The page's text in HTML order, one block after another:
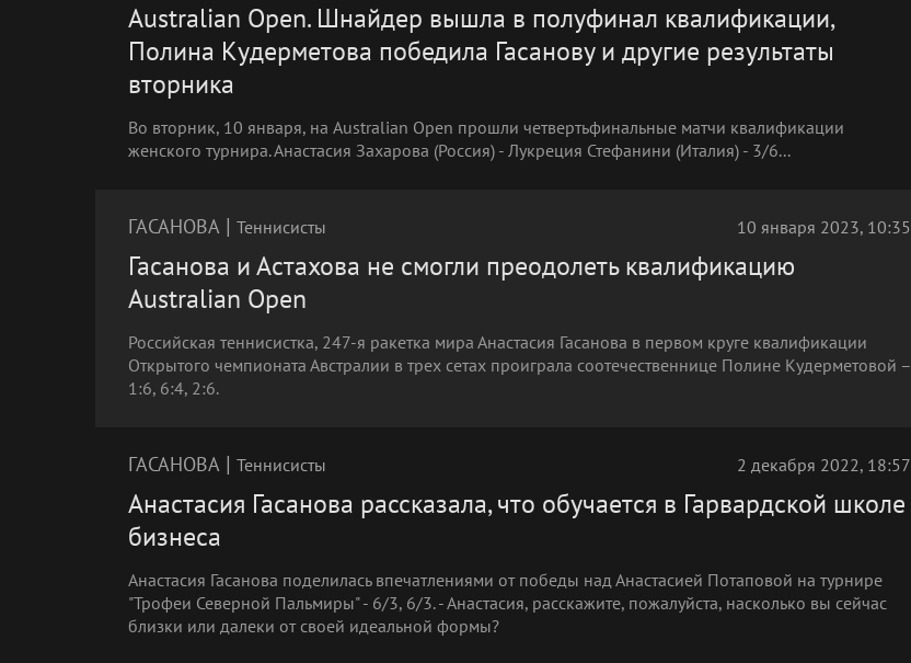
Australian Open. Шнайдер вышла в полуфинал квалификации,
Полина Кудерметова победила Гасанову и другие результаты
вторника
Во вторник, 10 января, на Australian Open прошли четвертьфинальные матчи квалификации
женского турнира. Анастасия Захарова (Россия) - Лукреция Стефанини (Италия) - 3/6...
ГАСАНОВА | Теннисисты 10 января 2023, 10:35
Гасанова и Астахова не смогли преодолеть квалификацию
Australian Open
Российская теннисистка, 247-я ракетка мира Анастасия Гасанова в первом круге квалификации
Открытого чемпионата Австралии в трех сетах проиграла соотечественнице Полине Кудерметовой –
1:6, 6:4, 2:6.
ГАСАНОВА | Теннисисты 2 декабря 2022, 18:57
Анастасия Гасанова рассказала, что обучается в Гарвардской школе
бизнеса
Анастасия Гасанова поделилась впечатлениями от победы над Анастасией Потаповой на турнире
"Трофеи Северной Пальмиры" - 6/3, 6/3. - Анастасия, расскажите, пожалуйста, насколько вы сейчас
близки или далеки от своей идеальной формы?